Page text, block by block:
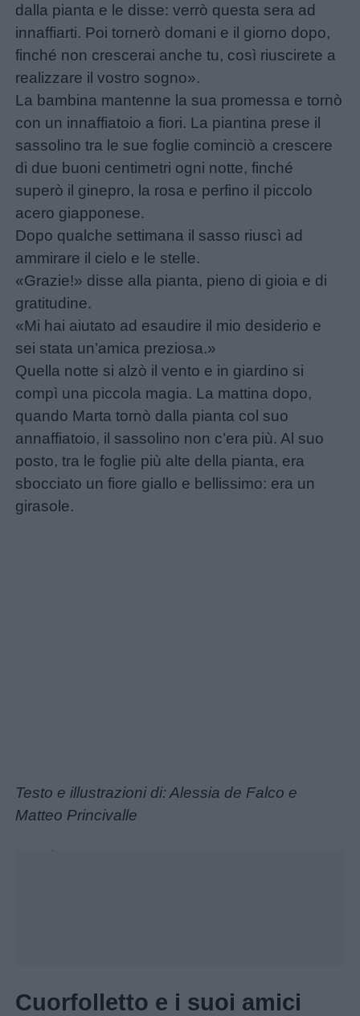
Menu
Schede
didattiche
Disegni
da
colorare
Storie
per
bambini
Feste
e
giornate
Filastrocche
Giochi
Buongiorno
positiva
dalla pianta e le disse: verrò questa sera ad
innaffiarti. Poi tornerò domani e il giorno dopo,
finché non crescerai anche tu, così riuscirete a
realizzare il vostro sogno».
La bambina mantenne la sua promessa e tornò
con un innaffiatoio a fiori. La piantina prese il
sassolino tra le sue foglie cominciò a crescere
di due buoni centimetri ogni notte, finché
superò il ginepro, la rosa e perfino il piccolo
acero giapponese.
Dopo qualche settimana il sasso riuscì ad
ammirare il cielo e le stelle.
«Grazie!» disse alla pianta, pieno di gioia e di
gratitudine.
«Mi hai aiutato ad esaudire il mio desiderio e
sei stata un’amica preziosa.»
Quella notte si alzò il vento e in giardino si
compì una piccola magia. La mattina dopo,
quando Marta tornò dalla pianta col suo
annaffiatoio, il sassolino non c’era più. Al suo
posto, tra le foglie più alte della pianta, era
sbocciato un fiore giallo e bellissimo: era un
girasole.
Testo e illustrazioni di: Alessia de Falco e
Matteo Princivalle
Cuorfolletto e i suoi amici